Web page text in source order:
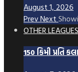
August 1, 2026
PrevNext
OTHER LEAGUES
150 કિમી પ્રતિ